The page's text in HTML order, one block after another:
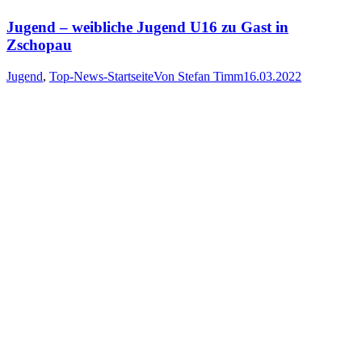
Jugend – weibliche Jugend U16 zu Gast in
Zschopau
Jugend, Top-News-StartseiteVon Stefan Timm16.03.2022